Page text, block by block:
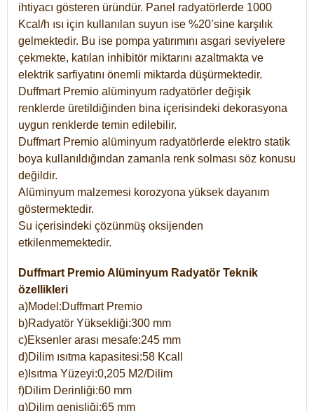
ihtiyacı gösteren üründür. Panel radyatörlerde 1000
Kcal/h ısı için kullanılan suyun ise %20’sine karşılık
gelmektedir. Bu ise pompa yatırımını asgari seviyelere
çekmekte, katılan inhibitör miktarını azaltmakta ve
elektrik sarfiyatını önemli miktarda düşürmektedir.
Duffmart Premio alüminyum radyatörler değişik
renklerde üretildiğinden bina içerisindeki dekorasyona
uygun renklerde temin edilebilir.
Duffmart Premio alüminyum radyatörlerde elektro statik
boya kullanıldığından zamanla renk solması söz konusu
değildir.
Alüminyum malzemesi korozyona yüksek dayanım
göstermektedir.
Su içerisindeki çözünmüş oksijenden
etkilenmemektedir.
Duffmart Premio Alüminyum Radyatör Teknik
özellikleri
a)Model:Duffmart Premio
b)Radyatör Yüksekliği:300 mm
c)Eksenler arası mesafe:245 mm
d)Dilim ısıtma kapasitesi:58 Kcall
e)Isıtma Yüzeyi:0,205 M2/Dilim
f)Dilim Derinliği:60 mm
g)Dilim genişliği:65 mm